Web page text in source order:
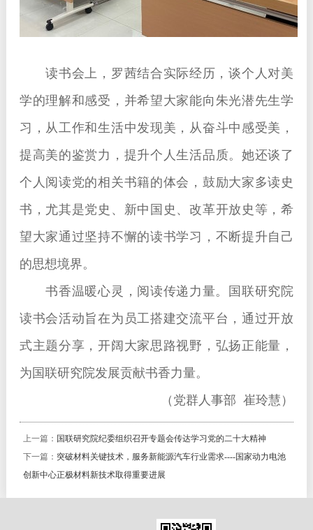
读书会上，罗茜结合实际经历，谈个人对美
学的理解和感受，并希望大家能向朱光潜先生学
习，从工作和生活中发现美，从奋斗中感受美，
提高美的鉴赏力，提升个人生活品质。她还谈了
个人阅读党的相关书籍的体会，鼓励大家多读史
书，尤其是党史、新中国史、改革开放史等，希
望大家通过坚持不懈的读书学习，不断提升自己
的思想境界。
书香温暖心灵，阅读传递力量。国联研究院
读书会活动旨在为员工搭建交流平台，通过开放
式主题分享，开阔大家思路视野，弘扬正能量，
为国联研究院发展贡献书香力量。
（党群人事部 崔玲慧）
上一篇： 国联研究院纪委组织召开专题会传达学习党的二十大精神
下一篇： 突破材料关键技术，服务新能源汽车行业需求----国家动力电池
创新中心正极材料新技术取得重要进展